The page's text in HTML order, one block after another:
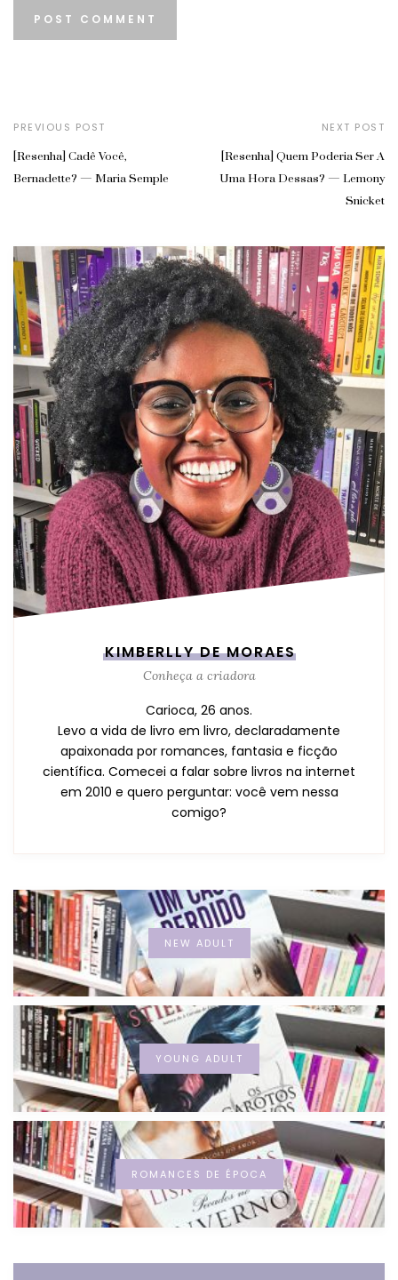
PREVIOUS POST
[Resenha] Cadê Você,
Bernadette? — Maria Semple
NEXT POST
[Resenha] Quem Poderia Ser A
Uma Hora Dessas? — Lemony
Snicket
KIMBERLLY DE MORAES
Conheça a criadora
Carioca, 26 anos.
Levo a vida de livro em livro, declaradamente
apaixonada por romances, fantasia e ficção
científica. Comecei a falar sobre livros na internet
em 2010 e quero perguntar: você vem nessa
comigo?
NEW ADULT
YOUNG ADULT
ROMANCES DE ÉPOCA